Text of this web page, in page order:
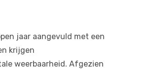
jaar aangevuld met een
krijgen
weerbaarheid. Afgezien